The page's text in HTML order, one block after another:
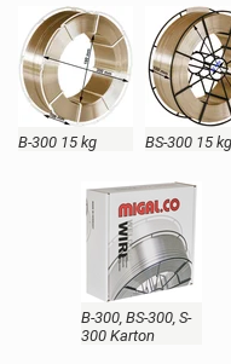
B-300 15 kg BS-300 15 kg
B-300, BS-300, S-
300 Karton